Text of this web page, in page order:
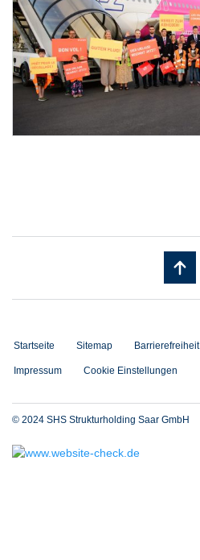
Startseite Sitemap Barrierefreiheit
Impressum Cookie Einstellungen
© 2024 SHS Strukturholding Saar GmbH